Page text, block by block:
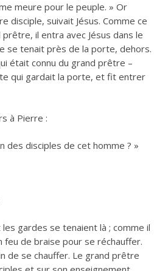
meure pour le peuple. » Or
disciple, suivait Jésus. Comme ce
il entra avec Jésus dans le
se tenait près de la porte, dehors.
était connu du grand prêtre –
qui gardait la porte, et fit entrer
à Pierre :
des disciples de cet homme ? »
gardes se tenaient là ; comme il
feu de braise pour se réchauffer.
de se chauffer. Le grand prêtre